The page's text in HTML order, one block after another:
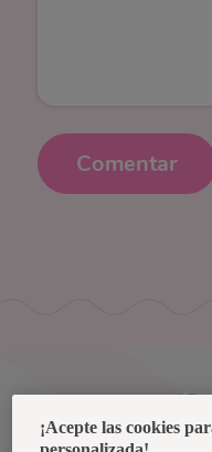
Comentar
¡Acepte las cookies